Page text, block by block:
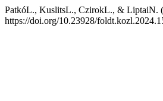
PatkóL., KuslitsL., CzirokL., & LiptaiN.
https://doi.org/10.23928/